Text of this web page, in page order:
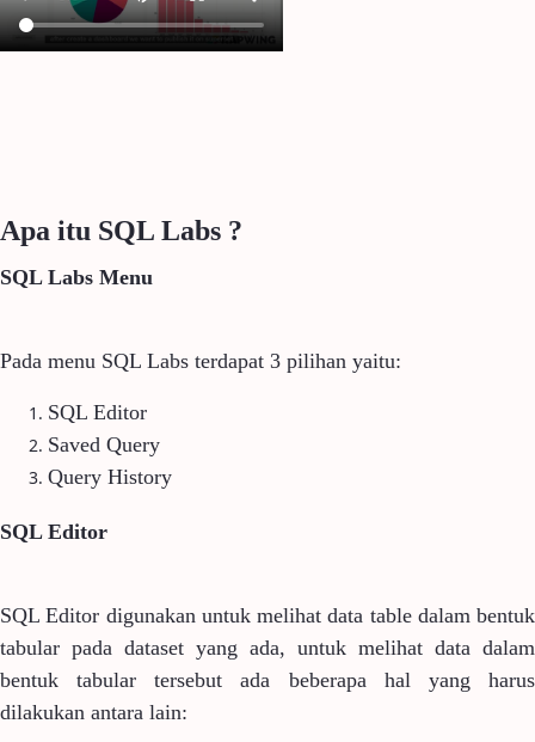
Apa itu SQL Labs ?
SQL Labs Menu
Pada menu SQL Labs terdapat 3 pilihan yaitu:
SQL Editor
Saved Query
Query History
SQL Editor
SQL Editor digunakan untuk melihat data table dalam bentuk
tabular pada dataset yang ada, untuk melihat data dalam
bentuk tabular tersebut ada beberapa hal yang harus
dilakukan antara lain: